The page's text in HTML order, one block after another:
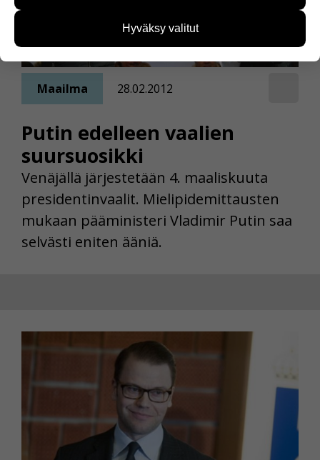
Putin edelleen vaalien
suursuosikki
Maailma 28.02.2012
Venäjällä järjestetään 4. maaliskuuta
presidentinvaalit. Mielipidemittausten
mukaan pääministeri Vladimir Putin saa
selvästi eniten ääniä.
kävijämääristä ja siitä, mitä sivuja käytetään ja
miten sivuilla liikutaan. Emme kuitenkaan kerää
yksittäiseen käyttäjään.
Hyväksy valitut